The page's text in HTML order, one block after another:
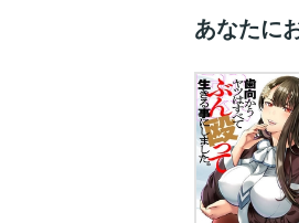
あなたに